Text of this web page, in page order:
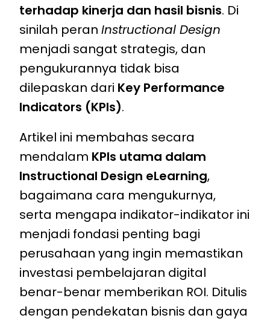
terhadap kinerja dan hasil bisnis. Di
sinilah peranInstructional Design
menjadi sangat strategis, dan
pengukurannya tidak bisa
dilepaskan dari Key Performance
Indicators (KPIs).
Artikel ini membahas secara
mendalam KPIs utama dalam
Instructional Design eLearning,
bagaimana cara mengukurnya,
serta mengapa indikator-indikator ini
menjadi fondasi penting bagi
perusahaan yang ingin memastikan
investasi pembelajaran digital
benar-benar memberikan ROI. Ditulis
dengan pendekatan bisnis dan gaya